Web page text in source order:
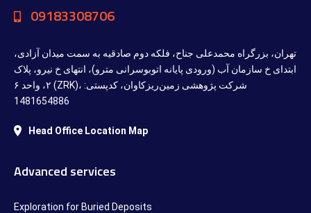
09183308706
تهران، بزرگراه محمدعلی جناح، فلکه دوم صادقیه به سمت میدان آزادی،
ابتدای خ سازمان آب (ورودی پایانه اتوبوسرانی مترو)، انتهای خ نیرو، پلاک
۲، واحد ۶ (ZRK)، شرکت پژوهشی زمین‌ریزکاوان، کدپستی:
1481654886
Head Office Location Map
Advanced services
Exploration for Buried Deposits